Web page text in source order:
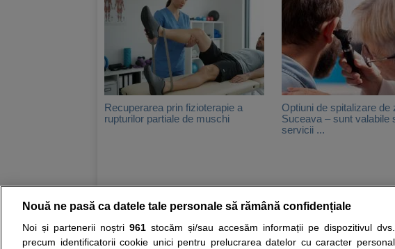
Recuperarea prin fizioterapie a
rupturilor partiale de muschi
Optiuni de spitalizare de
Suceava – sunt valabile
servicii ...
Resurse: Autoevaluare simptome Interpretare analize
Nouă ne pasă ca datele tale personale să rămână confidențiale
Noi și partenerii noștri 961stocăm și/sau accesăm informații pe dispozitivul dvs.,
precum identificatorii cookie unici pentru prelucrarea datelor cu caracter personal.